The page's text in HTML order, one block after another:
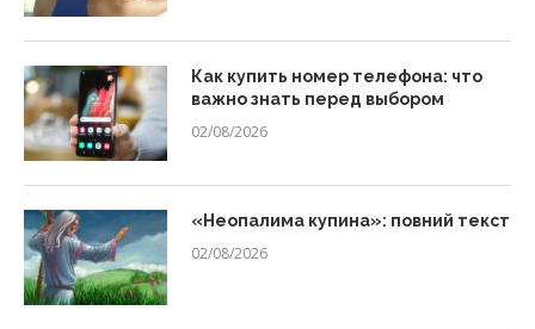
Как купить номер телефона: что
важно знать перед выбором
02/08/2026
«Неопалима купина»: повний текст
02/08/2026